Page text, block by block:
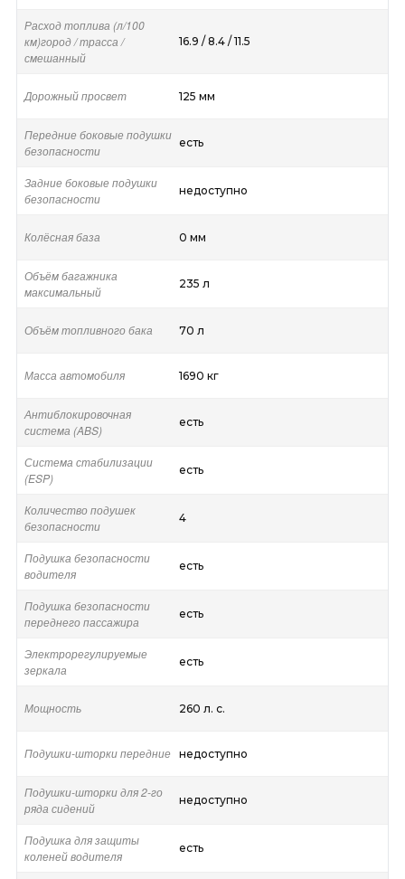
Расход топлива (л/100
км)город / трасса /
смешанный
16.9 / 8.4 / 11.5
Дорожный просвет 125 мм
Передние боковые подушки
безопасности
есть
Задние боковые подушки
безопасности
недоступно
Колёсная база 0 мм
Объём багажника
максимальный
235 л
Объём топливного бака 70 л
Масса автомобиля 1690 кг
Антиблокировочная
система (ABS)
есть
Система стабилизации
(ESP)
есть
Количество подушек
безопасности
4
Подушка безопасности
водителя
есть
Подушка безопасности
переднего пассажира
есть
Электрорегулируемые
зеркала
есть
Мощность 260 л. с.
Подушки-шторки передние недоступно
Подушки-шторки для 2-го
ряда сидений
недоступно
Подушка для защиты
коленей водителя
есть